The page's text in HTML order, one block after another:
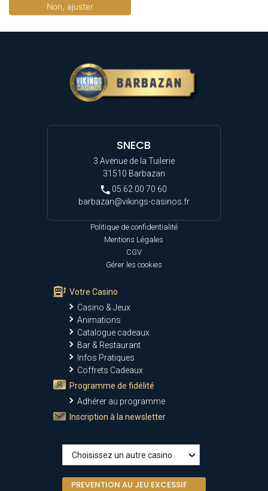
SNECB
3 Avenue de la Tuilerie
31510 Barbazan
05 62 00 70 60
barbazan@vikings-casinos.fr
Politique de confidentialité
Mentions Légales
CGV
Gérer les cookies
Votre Casino
Casino & Jeux
Animations
Catalogue cadeaux
Bar & Restaurant
Infos Pratiques
Coffrets Cadeaux
Programme de fidélité
Adhérer au programme
Inscription à la newsletter
PREVENTION AU JEU EXCESSIF
Non, ajuster